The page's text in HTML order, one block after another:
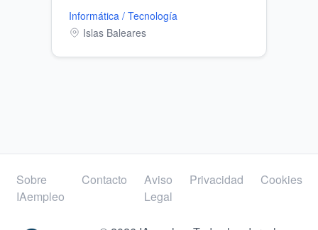
Informática / Tecnología
Islas Baleares
Sobre
IAempleo
Contacto
Aviso
Legal
Privacidad Cookies